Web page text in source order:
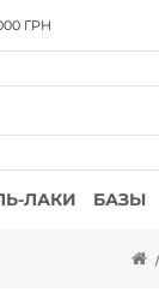
ГРН
ЛАКИ БАЗЫ